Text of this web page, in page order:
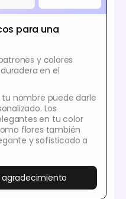
para una
y colores
en el
nombre puede darle
Los
en tu color
flores también
y sofisticado a